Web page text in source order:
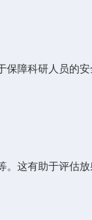
障科研人员的
这有助于评估